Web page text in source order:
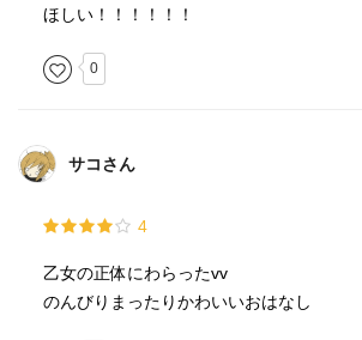
ほしい！！！！！！
0
サコさん
4
乙女の正体にわらったvv
のんびりまったりかわいいおはなし